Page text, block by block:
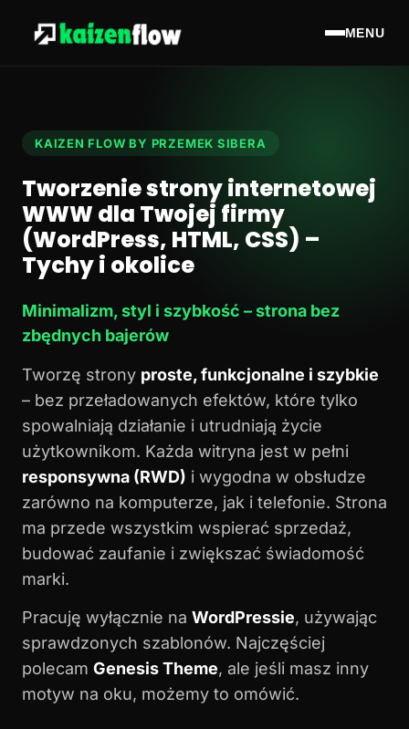
MENU
KAIZEN FLOW BY PRZEMEK SIBERA
Tworzenie strony internetowej
WWW dla Twojej firmy
(WordPress, HTML, CSS) –
Tychy i okolice
Minimalizm, styl i szybkość – strona bez
zbędnych bajerów
Tworzę strony proste, funkcjonalne i szybkie
– bez przeładowanych efektów, które tylko
spowalniają działanie i utrudniają życie
użytkownikom. Każda witryna jest w pełni
responsywna (RWD) i wygodna w obsłudze
zarówno na komputerze, jak i telefonie. Strona
ma przede wszystkim wspierać sprzedaż,
budować zaufanie i zwiększać świadomość
marki.
Pracuję wyłącznie na WordPressie, używając
sprawdzonych szablonów. Najczęściej
polecam Genesis Theme, ale jeśli masz inny
motyw na oku, możemy to omówić.